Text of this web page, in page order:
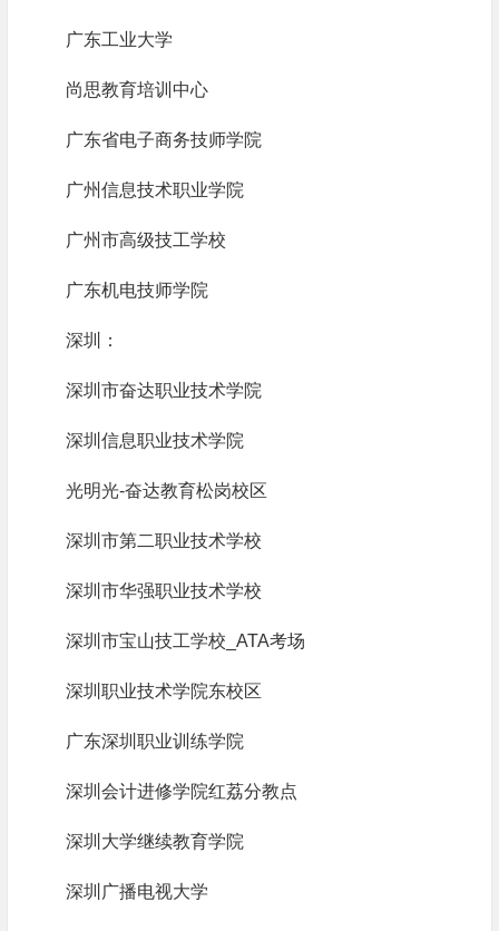
广东工业大学
尚思教育培训中心
广东省电子商务技师学院
广州信息技术职业学院
广州市高级技工学校
广东机电技师学院
深圳：
深圳市奋达职业技术学院
深圳信息职业技术学院
光明光-奋达教育松岗校区
深圳市第二职业技术学校
深圳市华强职业技术学校
深圳市宝山技工学校_ATA考场
深圳职业技术学院东校区
广东深圳职业训练学院
深圳会计进修学院红荔分教点
深圳大学继续教育学院
深圳广播电视大学